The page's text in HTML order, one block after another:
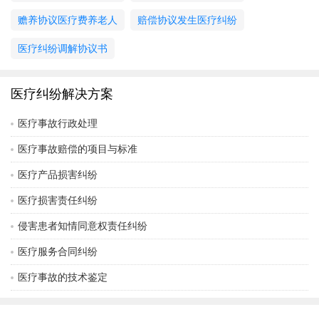
赡养协议医疗费养老人 赔偿协议发生医疗纠纷
医疗纠纷调解协议书
医疗纠纷解决方案
医疗事故行政处理
医疗事故赔偿的项目与标准
医疗产品损害纠纷
医疗损害责任纠纷
侵害患者知情同意权责任纠纷
医疗服务合同纠纷
医疗事故的技术鉴定